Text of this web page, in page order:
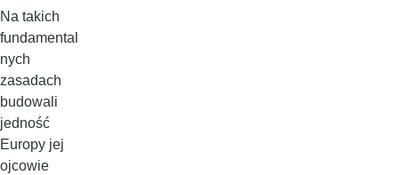
Na takich
fundamental
nych
zasadach
budowali
jedność
Europy jej
ojcowie